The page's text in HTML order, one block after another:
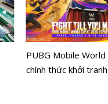
PUBG Mobile World
chính thức khởi